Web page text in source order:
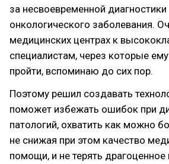
за несвоевременной диагностики
онкологического заболевания.
медицинских центрах к
специалистам, через которые
пройти, вспоминаю до сих пор.
Поэтому решил создавать
поможет избежать ошибок при
патологий, охватить как можно
не снижая при этом качество
помощи, и не терять